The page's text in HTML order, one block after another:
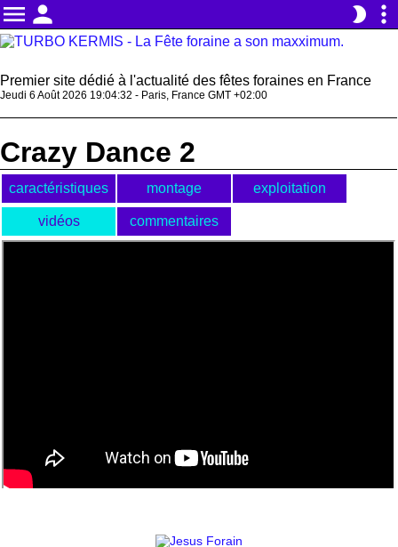
menu person brightness_2 more_vert
Premier site dédié à l'actualité des fêtes foraines en France
Jeudi 6 Août 2026 19:04:33 - Paris, France GMT +02:00
Crazy Dance 2
caractéristiques montage exploitation
vidéos commentaires